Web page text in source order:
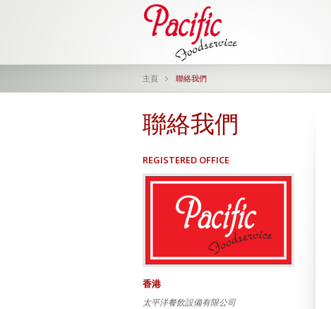
主頁 聯絡我們
聯絡我們
REGISTERED OFFICE
香港
太平洋餐飲設備有限公司